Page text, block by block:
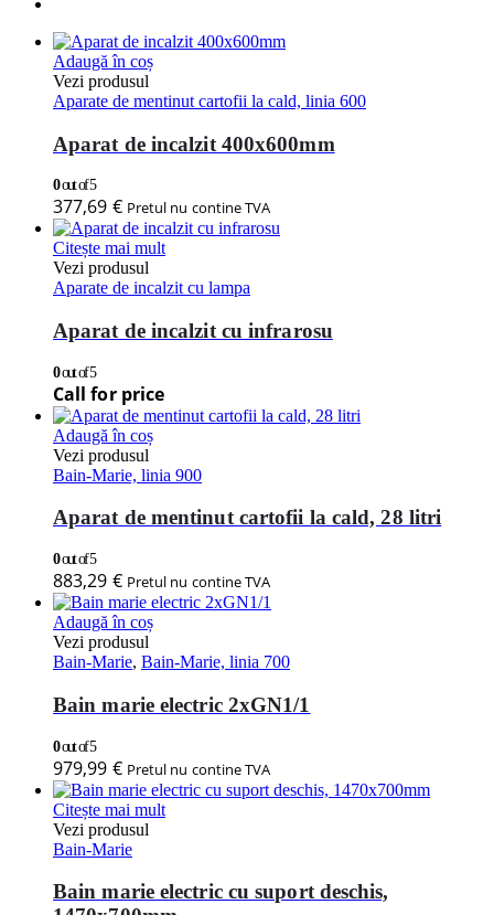
Adaugă în coș
Vezi produsul
Aparate de mentinut cartofii la cald, linia 600
Aparat de incalzit 400x600mm
0out of 5
377,69 € Pretul nu contine TVA
Citește mai mult
Vezi produsul
Aparate de incalzit cu lampa
Aparat de incalzit cu infrarosu
0out of 5
Call for price
Adaugă în coș
Vezi produsul
Bain-Marie, linia 900
Aparat de mentinut cartofii la cald, 28 litri
0out of 5
883,29 € Pretul nu contine TVA
Adaugă în coș
Vezi produsul
Bain-Marie, Bain-Marie, linia 700
Bain marie electric 2xGN1/1
0out of 5
979,99 € Pretul nu contine TVA
Citește mai mult
Vezi produsul
Bain-Marie
Bain marie electric cu suport deschis,